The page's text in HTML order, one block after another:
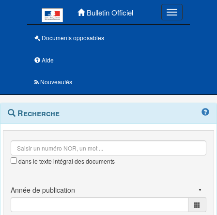
Bulletin Officiel Toggle
Documents opposables
Aide
Nouveautés
Navigation
outils
Menu
contextuel
Recherche
dans le texte intégral des documents